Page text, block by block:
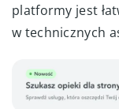
platformy jest
w technicznych